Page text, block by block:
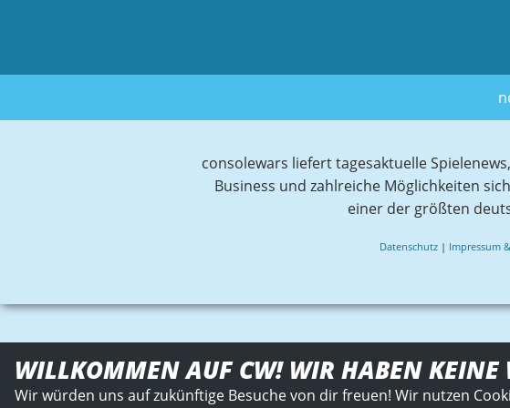
consolewars liefert tagesaktuelle
Business und zahlreiche Möglichkeiten
einer der größten
Datenschutz| Impressum
WILLKOMMEN AUF CW! WIR HABEN KEINE
Wir würden uns auf zukünftige Besuche von dir freuen! Wir nutzen